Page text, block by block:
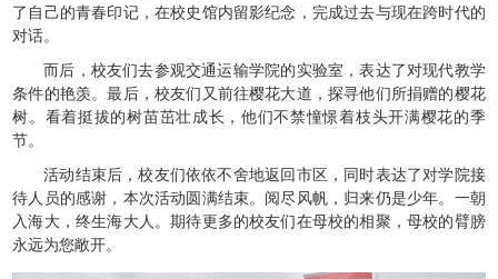
了自己的青春印记，在校史馆内留影纪念，完成过去与现在跨时代的
对话。
而后，校友们去参观交通运输学院的实验室，表达了对现代教学
条件的艳羡。最后，校友们又前往樱花大道，探寻他们所捐赠的樱花
树。看着挺拔的树苗茁壮成长，他们不禁憧憬着枝头开满樱花的季
节。
活动结束后，校友们依依不舍地返回市区，同时表达了对学院接
待人员的感谢，本次活动圆满结束。阅尽风帆，归来仍是少年。一朝
入海大，终生海大人。期待更多的校友们在母校的相聚，母校的臂膀
永远为您敞开。